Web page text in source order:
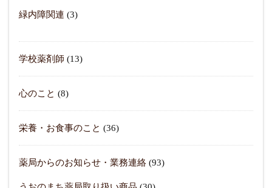
緑内障関連 (3)
学校薬剤師 (13)
心のこと (8)
栄養・お食事のこと (36)
薬局からのお知らせ・業務連絡 (93)